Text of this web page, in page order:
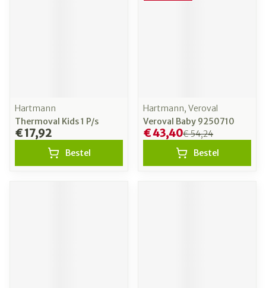
Hartmann
Thermoval Kids 1 P/s
€ 17,92
Bestel
Hartmann, Veroval
Veroval Baby 9250710
€ 54,24
€ 43,40
Bestel